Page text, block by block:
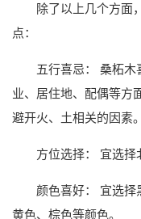
除了以上几个方面
点：
五行喜忌： 桑柘木
业、居住地、配偶等方
避开火、土相关的因素。
方位选择： 宜选择
颜色喜好： 宜选择
黄色、棕色等颜色。